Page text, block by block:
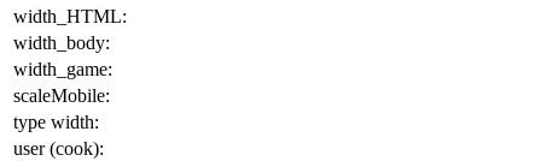
width_HTML:
width_body:
width_game:
scaleMobile:
type width:
user (cook):